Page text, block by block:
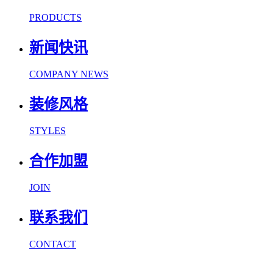
PRODUCTS
新闻快讯
COMPANY NEWS
装修风格
STYLES
合作加盟
JOIN
联系我们
CONTACT